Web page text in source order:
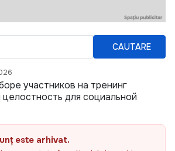
CAUTARE
участников на тренинг
для социальной
este arhivat.